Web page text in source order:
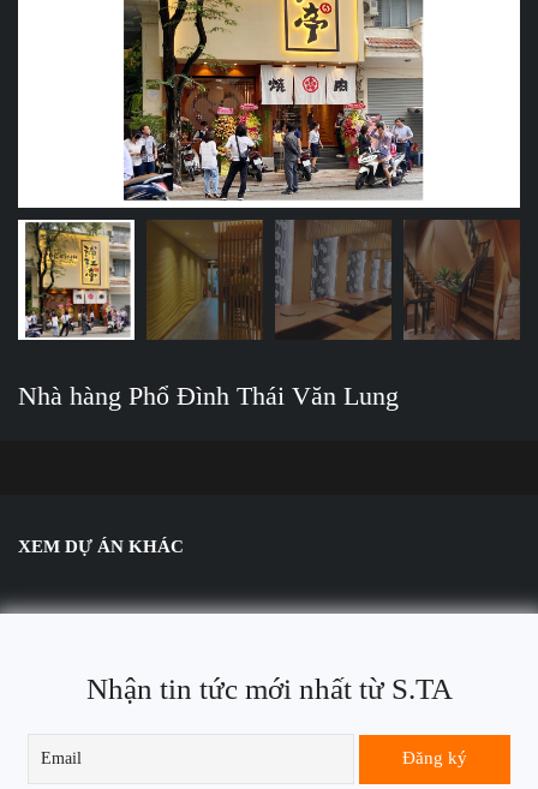
Nhà hàng Phổ Đình Thái Văn Lung
XEM DỰ ÁN KHÁC
Nhận tin tức mới nhất từ S.TA